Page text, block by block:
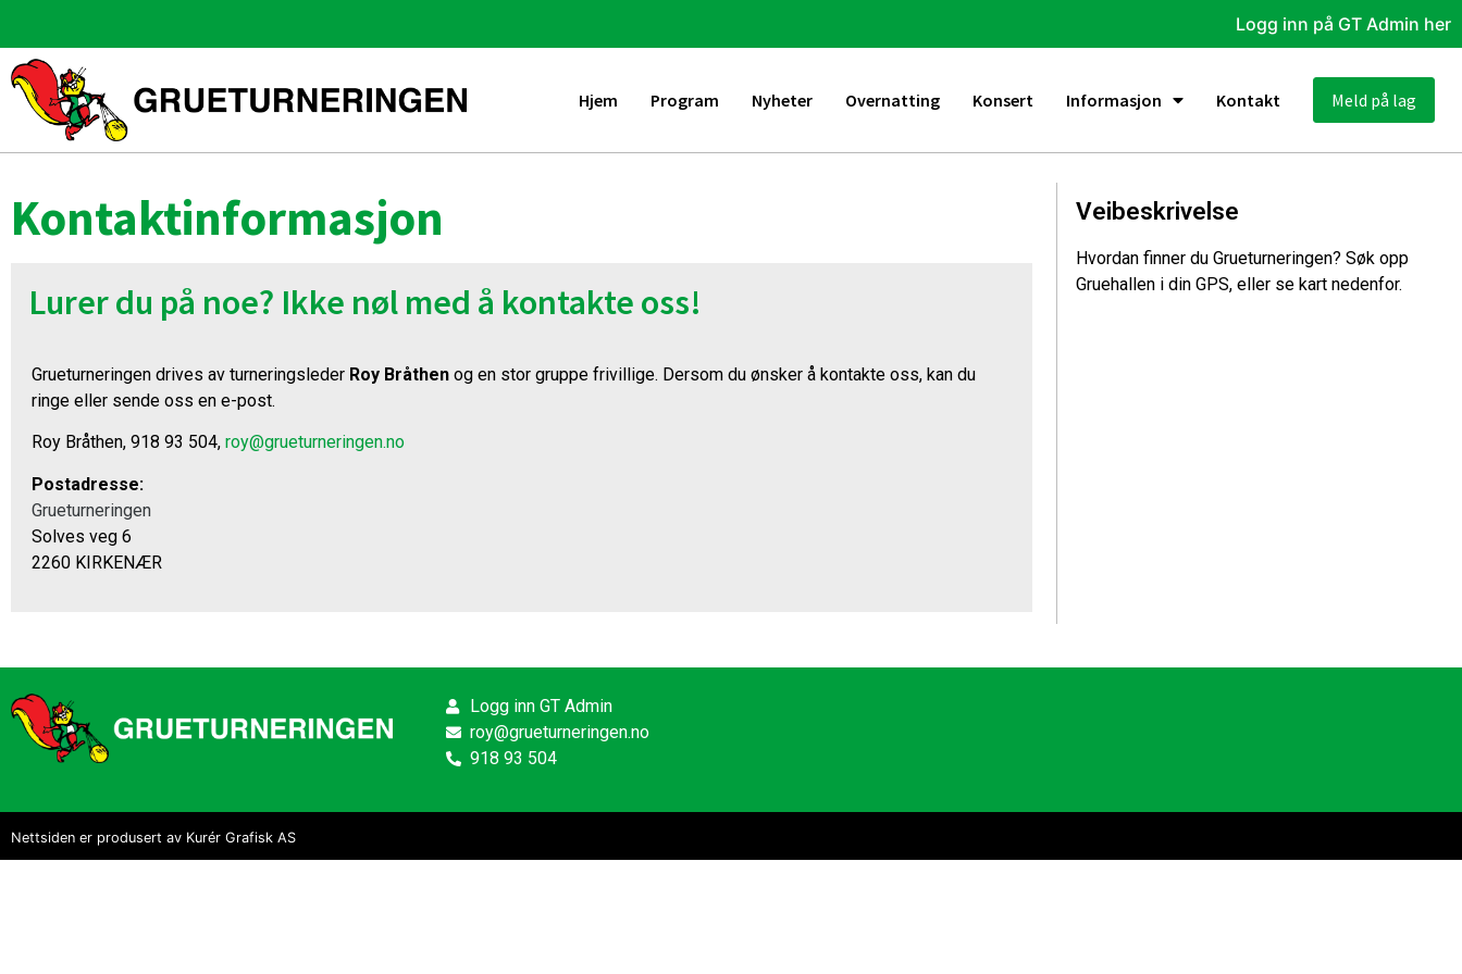
Logg inn på GT Admin her
Hjem Program Nyheter Overnatting Konsert Informasjon Kontakt Meld på lag
Kontaktinformasjon
Lurer du på noe? Ikke nøl med å kontakte oss!
Grueturneringen drives av turneringsleder Roy Bråthenog en stor gruppe frivillige. Dersom du ønsker å kontakte oss, kan du
ringe eller sende oss en e-post.
Roy Bråthen, 918 93 504, roy@grueturneringen.no
Postadresse:
Grueturneringen
Solves veg 6
2260 KIRKENÆR
Veibeskrivelse
Hvordan finner du Grueturneringen? Søk opp
Gruehallen i din GPS, eller se kart nedenfor.
Logg inn GT Admin
roy@grueturneringen.no
918 93 504
Nettsiden er produsert av Kurér Grafisk AS